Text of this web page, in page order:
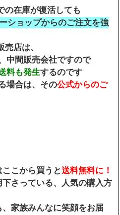
の在庫が復活しても
ショップからのご注文を強
売店は、
中間販売会社ですので
料も発生するのです
場合は、その公式からのご
ここから買うと送料無料に！
さっている、人気の購入方
家族みんなに笑顔をお届